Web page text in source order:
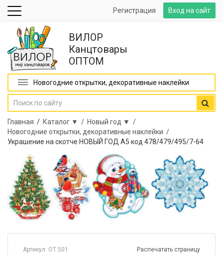
Вход на сайт
Регистрация
ВИЛОР
Канцтовары
ОПТОМ
Новогодние открытки, декоративные наклейки
Главная / Каталог ▼ / Новый год ▼ /
Новогодние открытки, декоративные наклейки /
Украшение на скотче НОВЫЙ ГОД А5 код 478/479/495/7-64
Распечатать страницу
Артикул: ОТ 501